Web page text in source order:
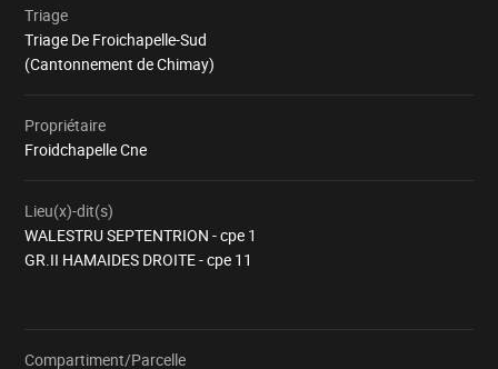
Triage
Triage De Froichapelle-Sud
(Cantonnement de Chimay)
Propriétaire
Froidchapelle Cne
Lieu(x)-dit(s)
WALESTRU SEPTENTRION - cpe 1
GR.II HAMAIDES DROITE - cpe 11
Compartiment/ParcelleChargement